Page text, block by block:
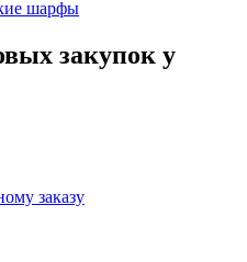
шарфы
закупок у
заказу